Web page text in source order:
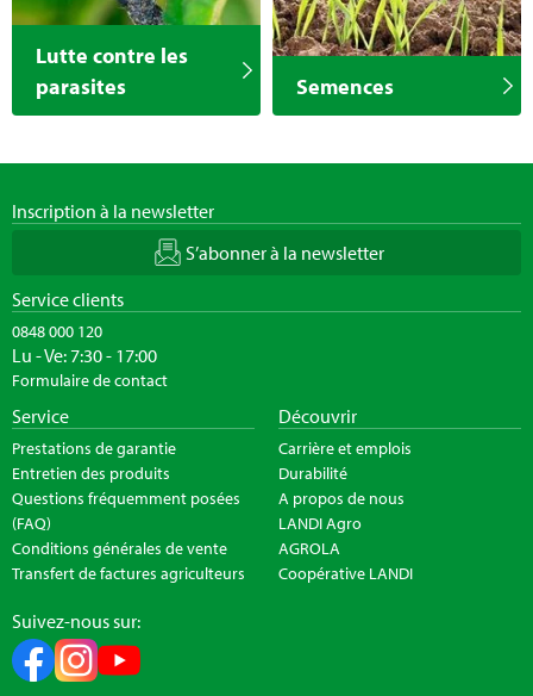
Lutte contre les
parasites
Semences
Inscription à la newsletter
S’abonner à la newsletter
Service clients
0848 000 120
Lu - Ve: 7:30 - 17:00
Formulaire de contact
Service
Prestations de garantie
Entretien des produits
Questions fréquemment posées
(FAQ)
Conditions générales de vente
Transfert de factures agriculteurs
Découvrir
Carrière et emplois
Durabilité
A propos de nous
LANDI Agro
AGROLA
Coopérative LANDI
Suivez-nous sur: